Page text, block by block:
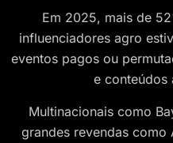
Em 2025, mais de
influenciadores agro
eventos pagos ou
e conteúdos
Multinacionais como
grandes revendas como